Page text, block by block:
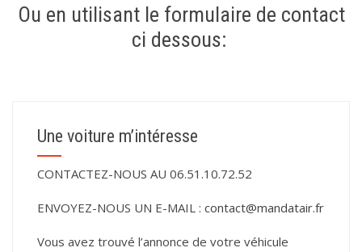
Ou en utilisant le formulaire de contact
ci dessous:
Une voiture m’intéresse
CONTACTEZ-NOUS AU 06.51.10.72.52
ENVOYEZ-NOUS UN E-MAIL : contact@mandatair.fr
Vous avez trouvé l’annonce de votre véhicule